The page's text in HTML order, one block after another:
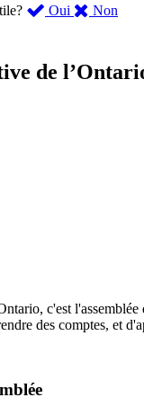
Oui ,
été
Non
m’a
de
c'est
des comptes, et